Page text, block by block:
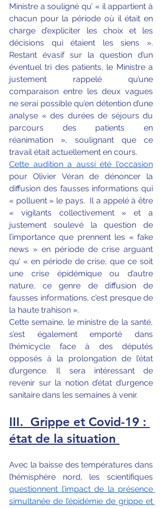
Ministre a souligné qu’ « il appartient à
chacun pour la période où il était en
charge d’expliciter les choix et les
décisions qui étaient les siens ».
Restant évasif sur la question d’un
éventuel tri des patients, le Ministre a
justement rappelé qu’une
comparaison entre les deux vagues
ne serai possible qu’en détention d’une
analyse « des durées de séjours du
parcours des patients en
réanimation », soulignant que ce
travail était actuellement en cours.
Cette audition a aussi été l'occasion
pour Olivier Véran de dénoncer la
diffusion des fausses informations qui
« polluent » le pays.  Il a appelé à être
« vigilants collectivement » et a
justement soulevé la question de
l’importance que prennent les « fake
news » en période de crise arguant
qu’ « en période de crise, que ce soit
une crise épidémique ou d’autre
nature, ce genre de diffusion de
fausses informations, c’est presque de
la haute trahison ».
Cette semaine, le ministre de la santé,
s’est également emporté dans
l’hémicycle face à des députés
opposés à la prolongation de l’état
d’urgence. Il sera intéressant de
revenir sur la notion d’état d’urgence
sanitaire dans les semaines à venir.
III. Grippe et Covid-19 :
état de la situation
Avec la baisse des températures dans
questionnent l’impact de la présence
simultanée de l’épidémie de grippe et